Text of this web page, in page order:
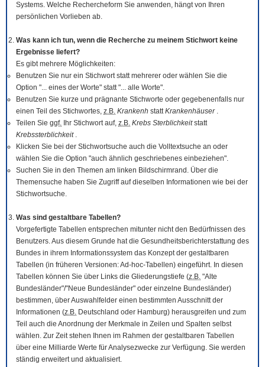
Systems. Welche Rechercheform Sie anwenden, hängt von Ihren
persönlichen Vorlieben ab.
Was kann ich tun, wenn die Recherche zu meinem Stichwort keine
Ergebnisse liefert?
Es gibt mehrere Möglichkeiten:
Benutzen Sie nur ein Stichwort statt mehrerer oder wählen Sie die
Option "... eines der Worte" statt "... alle Worte".
Benutzen Sie kurze und prägnante Stichworte oder gegebenenfalls nur
einen Teil des Stichwortes, z.B. Krankenh stattKrankenhäuser .
Teilen Sie ggf. Ihr Stichwort auf, z.B. Krebs Sterblichkeitstatt
Krebssterblichkeit .
Klicken Sie bei der Stichwortsuche auch die Volltextsuche an oder
wählen Sie die Option "auch ähnlich geschriebenes einbeziehen".
Suchen Sie in den Themen am linken Bildschirmrand. Über die
Themensuche haben Sie Zugriff auf dieselben Informationen wie bei der
Stichwortsuche.
Was sind gestaltbare Tabellen?
Vorgefertigte Tabellen entsprechen mitunter nicht den Bedürfnissen des
Benutzers. Aus diesem Grunde hat die Gesundheitsberichterstattung des
Bundes in ihrem Informationssystem das Konzept der gestaltbaren
Tabellen (in früheren Versionen: Ad-hoc-Tabellen) eingeführt. In diesen
Tabellen können Sie über Links die Gliederungstiefe (z.B. "Alte
Bundesländer"/"Neue Bundesländer" oder einzelne Bundesländer)
bestimmen, über Auswahlfelder einen bestimmten Ausschnitt der
Informationen (z.B. Deutschland oder Hamburg) herausgreifen und zum
Teil auch die Anordnung der Merkmale in Zeilen und Spalten selbst
wählen. Zur Zeit stehen Ihnen im Rahmen der gestaltbaren Tabellen
über eine Milliarde Werte für Analysezwecke zur Verfügung. Sie werden
ständig erweitert und aktualisiert.